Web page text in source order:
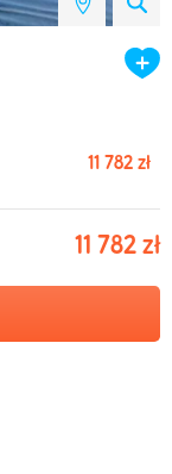
11 782 zł
11 782 zł